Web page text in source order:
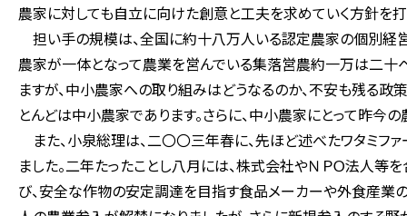
農家に対しても自立に向けた創意と工夫を求めていく方針を打
担い手の規模は、全国に約十八万人いる認定農家の個別経
農家が一体となって農業を営んでいる集落営農約一万は二十
ますが、中小農家への取り組みはどうなるのか、不安も残る
とんどは中小農家であります。さらに、中小農家にとって昨今
また、小泉総理は、二〇〇三年春に、先ほど述べたワタミ
ました。二年たったことし八月には、株式会社やＮＰＯ法人
び、安全な作物の安定調達を目指す食品メーカーや外食産業